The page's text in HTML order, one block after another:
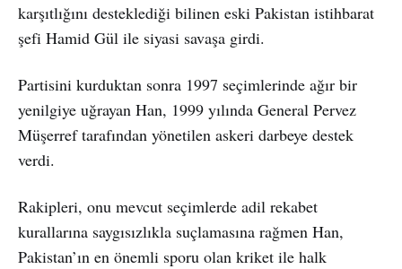
karşıtlığını desteklediği bilinen eski Pakistan istihbarat
şefi Hamid Gül ile siyasi savaşa girdi.
Partisini kurduktan sonra 1997 seçimlerinde ağır bir
yenilgiye uğrayan Han, 1999 yılında General Pervez
Müşerref tarafından yönetilen askeri darbeye destek
verdi.
Rakipleri, onu mevcut seçimlerde adil rekabet
kurallarına saygısızlıkla suçlamasına rağmen Han,
Pakistan’ın en önemli sporu olan kriket ile halk